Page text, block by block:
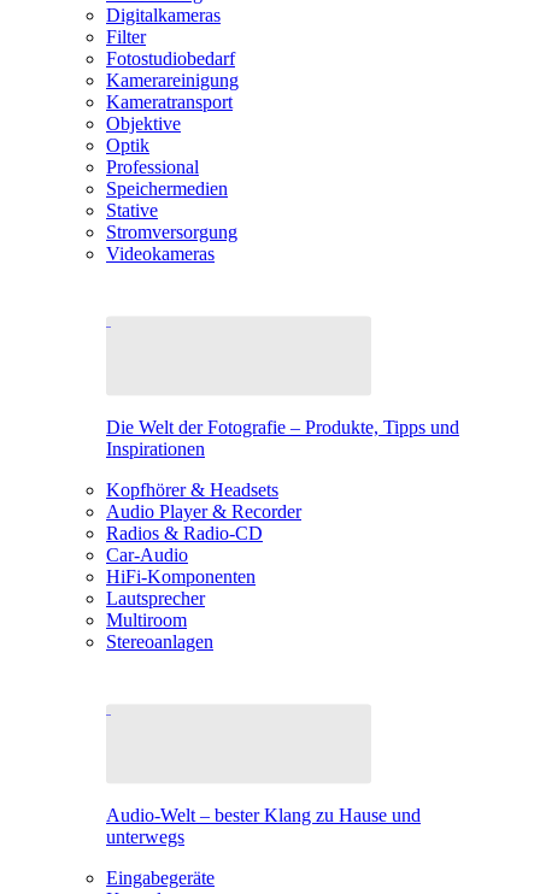
Digitalkameras
Filter
Fotostudiobedarf
Kamerareinigung
Kameratransport
Objektive
Optik
Professional
Speichermedien
Stative
Stromversorgung
Videokameras
Die Welt der Fotografie – Produkte, Tipps und
Inspirationen
Kopfhörer & Headsets
Audio Player & Recorder
Radios & Radio-CD
Car-Audio
HiFi-Komponenten
Lautsprecher
Multiroom
Stereoanlagen
Audio-Welt – bester Klang zu Hause und
unterwegs
Eingabegeräte